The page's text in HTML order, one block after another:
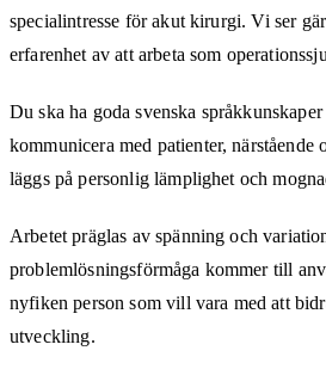
specialintresse för akut kirurgi. Vi ser
erfarenhet av att arbeta som
Du ska ha goda svenska
kommunicera med patienter,
läggs på personlig lämplighet och
Arbetet präglas av spänning och
problemlösningsförmåga kommer till
nyfiken person som vill vara med att
utveckling.